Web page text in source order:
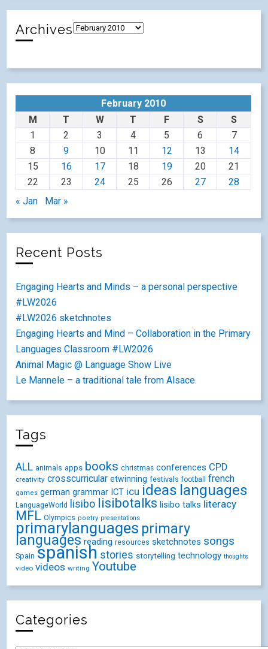
Archives
February 2010
M
T W T F S
S
1
2 3 4 5 6
7
8
9 10 11 12 13
14
15
16 17 18 19 20
21
22
23 24 25 26 27
28
« Jan
Mar »
Recent Posts
Engaging Hearts and Minds – a personal perspective
#LW2026
#LW2026 sketchnotes
Engaging Hearts and Mind – Collaboration in the Primary
Languages Classroom #LW2026
Animal Magic @ Language Show Live
Le Mannele – a traditional tale from Alsace.
Tags
ALL animals apps books christmas conferences CPD
creativity crosscurricular etwinning festivals football french
games german grammar ICT icu ideas languages
LanguageWorld lisibo lisibotalks lisibo talks literacy
MFL Olympics poetry presentations
primarylanguages primary
languages reading resources sketchnotes songs
Spain spanish stories storytelling technology thoughts
video videos writing Youtube
Categories